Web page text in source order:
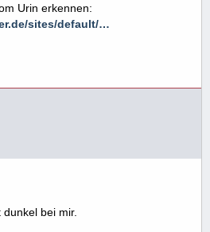
Urin erkennen:
sites/default/…
bei mir.